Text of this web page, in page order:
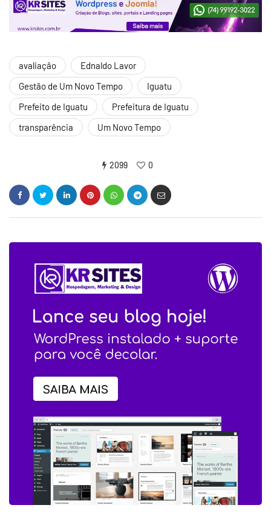
avaliação
Ednaldo Lavor
Gestão de Um Novo Tempo
Iguatu
Prefeito de Iguatu
Prefeitura de Iguatu
transparência
Um Novo Tempo
2099 0